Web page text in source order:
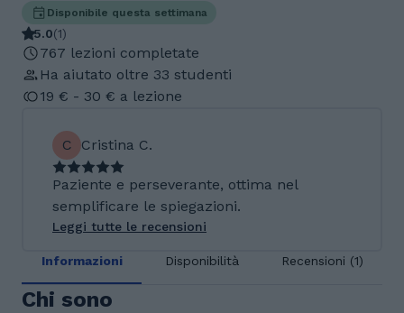
Disponibile questa settimana
5.0(1)
767 lezioni completate
Ha aiutato oltre 33 studenti
19 € - 30 € a lezione
C Cristina C.
Paziente e perseverante, ottima nel
semplificare le spiegazioni.
Leggi tutte le recensioni
Informazioni Disponibilità Recensioni (1)
Chi sono